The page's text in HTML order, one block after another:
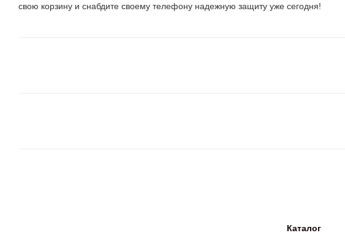
свою корзину и снабдите своему телефону надежную защиту уже сегодня!
Каталог